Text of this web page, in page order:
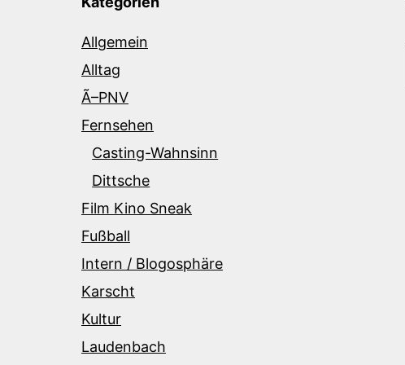
Allgemein
Alltag
Ã–PNV
Fernsehen
Casting-Wahnsinn
Dittsche
Film Kino Sneak
Fußball
Intern / Blogosphäre
Karscht
Kultur
Laudenbach